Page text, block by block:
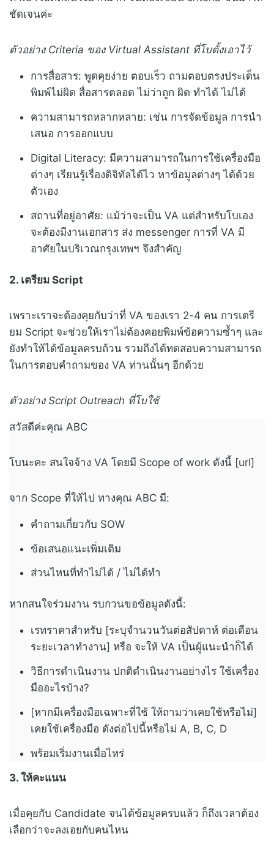
ชัดเจนค่ะ
ตัวอย่าง Criteria ของ Virtual Assistant ที่โบตั้งเอาไว้
การสื่อสาร: พูดคุยง่าย ตอบเร็ว ถามตอบตรงประเด็น
พิมพ์ไม่ผิด สื่อสารตลอด ไม่ว่าถูก ผิด ทำได้ ไม่ได้
ความสามารถหลากหลาย: เช่น การจัดข้อมูล การนำ
เสนอ การออกแบบ
Digital Literacy: มีความสามารถในการใช้เครื่องมือ
ต่างๆ เรียนรู้เรื่องดิจิทัลได้ไว หาข้อมูลต่างๆ ได้ด้วย
ตัวเอง
สถานที่อยู่อาศัย: แม้ว่าจะเป็น VA แต่สำหรับโบเอง
จะต้องมีงานเอกสาร ส่ง messenger การที่ VA มี
อาศัยในบริเวณกรุงเทพฯ จึงสำคัญ
2. เตรียม Script
เพราะเราจะต้องคุยกับว่าที่ VA ของเรา 2-4 คน การเตรี
ยม Script จะช่วยให้เราไม่ต้องคอยพิมพ์ข้อความซ้ำๆ และ
ยังทำให้ได้ข้อมูลครบถ้วน รวมถึงได้ทดสอบความสามารถ
ในการตอบคำถามของ VA ท่านนั้นๆ อีกด้วย
ตัวอย่าง Script Outreach ที่โบใช้
สวัสดีค่ะคุณ ABC
โบนะคะ สนใจจ้าง VA โดยมี Scope of work ดังนี้ [url]
จาก Scope ที่ให้ไป ทางคุณ ABC มี:
คำถามเกี่ยวกับ SOW
ข้อเสนอแนะเพิ่มเติม
ส่วนไหนที่ทำไม่ได้ / ไม่ได้ทำ
หากสนใจร่วมงาน รบกวนขอข้อมูลดังนี้:
เรทราคาสำหรับ [ระบุจำนวนวันต่อสัปดาห์ ต่อเดือน
ระยะเวลาทำงาน] หรือ จะให้ VA เป็นผู้แนะนำก็ได้
วิธีการดำเนินงาน ปกติดำเนินงานอย่างไร ใช้เครื่อง
มืออะไรบ้าง?
[หากมีเครื่องมือเฉพาะที่ใช้ ให้ถามว่าเคยใช้หรือไม่]
เคยใช้เครื่องมือ ดังต่อไปนี้หรือไม่ A, B, C, D
พร้อมเริ่มงานเมื่อไหร่
3. ให้คะแนน
เมื่อคุยกับ Candidate จนได้ข้อมูลครบแล้ว ก็ถึงเวลาต้อง
เลือกว่าจะลงเอยกับคนไหน